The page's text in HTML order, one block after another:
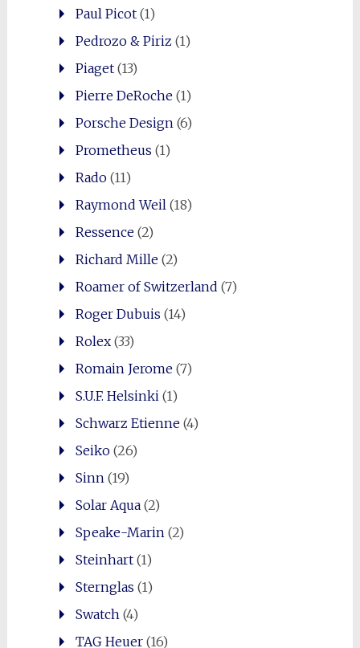
Paul Picot(1)
Pedrozo & Piriz (1)
Piaget(13)
Pierre DeRoche(1)
Porsche Design (6)
Prometheus (1)
Rado(11)
Raymond Weil (18)
Ressence(2)
Richard Mille(2)
Roamer of Switzerland (7)
Roger Dubuis (14)
Rolex(33)
Romain Jerome(7)
S.U.F. Helsinki (1)
Schwarz Etienne(4)
Seiko(26)
Sinn (19)
Solar Aqua(2)
Speake-Marin (2)
Steinhart(1)
Sternglas (1)
Swatch (4)
TAG Heuer(16)